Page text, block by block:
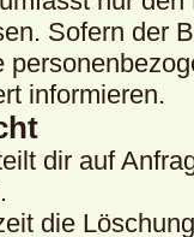
Sofern der
informieren.
dir auf
die